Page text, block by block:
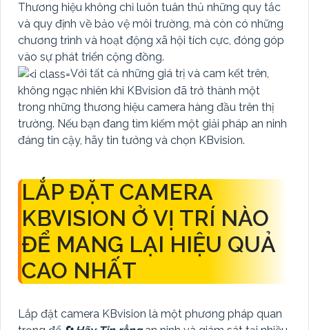
Thương hiệu không chỉ luôn tuân thủ những quy tắc
và quy định về bảo vệ môi trường, mà còn có những
chương trình và hoạt động xã hội tích cực, đóng góp
vào sự phát triển cộng đồng.
Với tất cả những giá trị và cam kết trên,
không ngạc nhiên khi KBvision đã trở thành một
trong những thương hiệu camera hàng đầu trên thị
trường. Nếu bạn đang tìm kiếm một giải pháp an ninh
đáng tin cậy, hãy tin tưởng và chọn KBvision.
LẮP ĐẶT CAMERA
KBVISION Ở VỊ TRÍ NÀO
ĐỂ MANG LẠI HIỆU QUẢ
CAO NHẤT
Lắp đặt camera KBvision là một phương pháp quan